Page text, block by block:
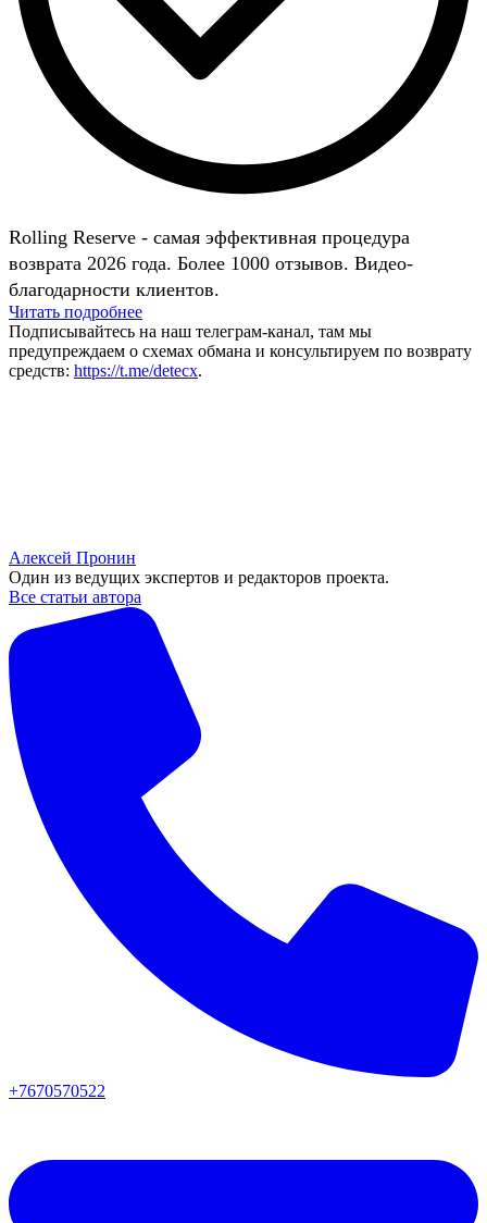
Rolling Reserve - самая эффективная процедура
возврата 2026 года. Более 1000 отзывов. Видео-
благодарности клиентов.
Читать подробнее
Подписывайтесь на наш телеграм-канал, там мы
предупреждаем о схемах обмана и консультируем по возврату
средств: https://t.me/detecx.
Алексей Пронин
Один из ведущих экспертов и редакторов проекта.
Все статьи автора
+7670570522